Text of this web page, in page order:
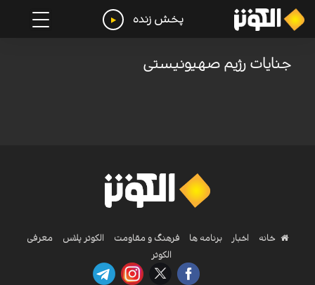
پخش زنده
جنایات رژیم صهیونیستی
خانه اخبار برنامه ها فرهنگ و مقاومت الکوثر پلاس
معرفی
الکوثر